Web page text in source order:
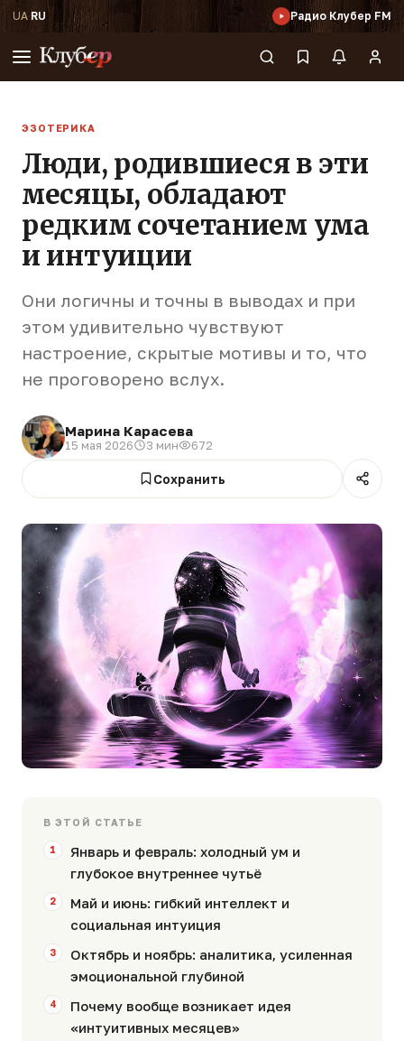
UA·RU Радио Клубер FM
ЭЗОТЕРИКА
Люди, родившиеся в эти
месяцы, обладают
редким сочетанием ума
и интуиции
Они логичны и точны в выводах и при
этом удивительно чувствуют
настроение, скрытые мотивы и то, что
не проговорено вслух.
Марина Карасева
15 мая 2026 3 мин 672
Сохранить
В ЭТОЙ СТАТЬЕ
Январь и февраль: холодный ум и
глубокое внутреннее чутьё
Май и июнь: гибкий интеллект и
социальная интуиция
Октябрь и ноябрь: аналитика, усиленная
эмоциональной глубиной
Почему вообще возникает идея
«интуитивных месяцев»